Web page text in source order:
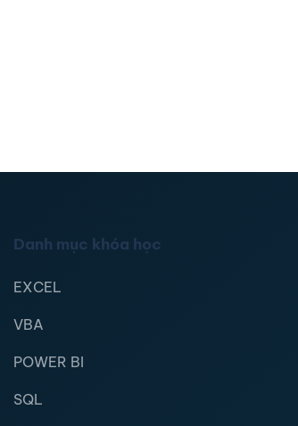
Danh mục khóa học
EXCEL
VBA
POWER BI
SQL